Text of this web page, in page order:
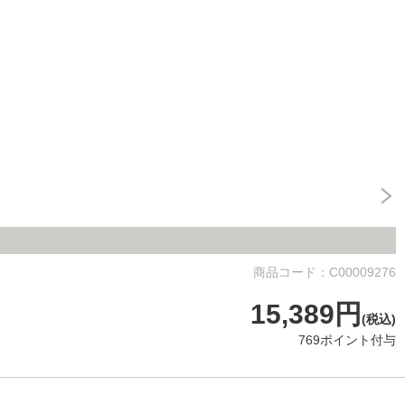
商品コード：C00009276
15,389円 (税込)
769ポイント付与